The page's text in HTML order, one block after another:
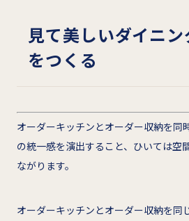
見て美しいダイニ
をつくる
オーダーキッチンとオーダー収納を同
の統一感を演出すること、ひいては空
ながります。
オーダーキッチンとオーダー収納を同